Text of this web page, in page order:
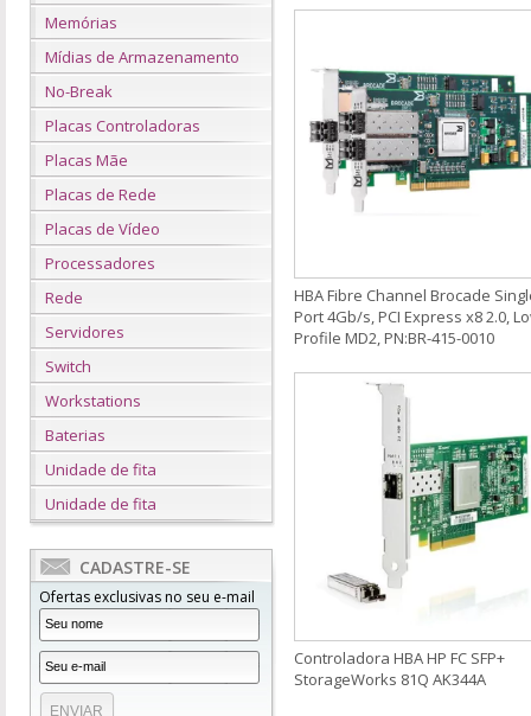
Memórias
Mídias de Armazenamento
No-Break
Placas Controladoras
Placas Mãe
Placas de Rede
Placas de Vídeo
Processadores
Rede
Servidores
Switch
Workstations
Baterias
Unidade de fita
Unidade de fita
CADASTRE-SE
Ofertas exclusivas no seu e-mail
HBA Fibre Channel Brocade
Port 4Gb/s, PCI Express x8 2.0,
Profile MD2, PN:BR-415-0010
Controladora HBA HP FC SFP+
StorageWorks 81Q AK344A